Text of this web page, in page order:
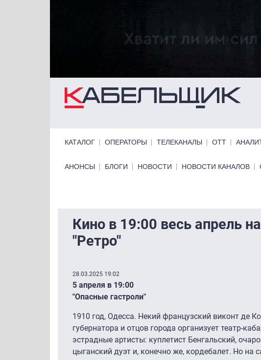
КАТАЛОГ ОПЕРАТОРЫ ТЕЛЕКАНАЛЫ ОТТ
Primary links bottom
АНОНСЫ БЛОГИ НОВОСТИ НОВОСТИ КАНАЛОВ
Кино в 19:00 весь апрель
"Ретро"
28.03.2025 19:02
5 апреля в 19:00
"Опасные гастроли"
1910 год, Одесса. Некий французский виконт де
губернатора и отцов города организует театр-
эстрадные артисты: куплетист Бенгальский,
цыганский дуэт и, конечно же, кордебалет. Но на